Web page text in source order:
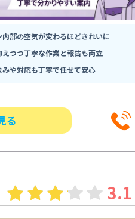
部の空気が変わるほどきれいに
つつ丁寧な作業と報告も両立
や対応も丁寧で任せて安心
る
3.1